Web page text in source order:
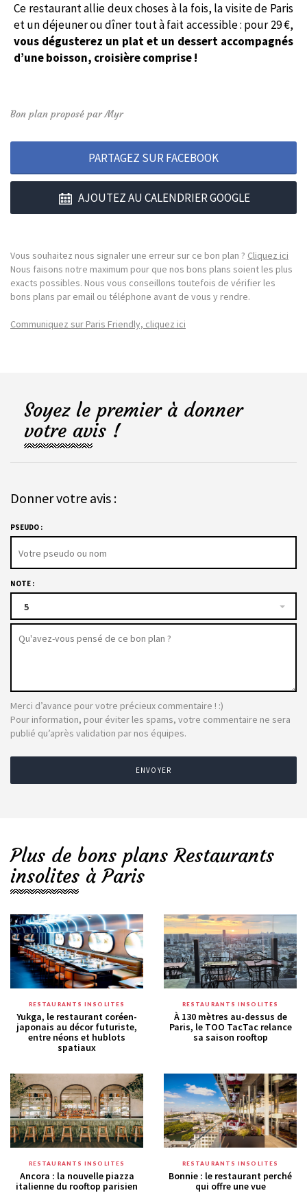
Ce restaurant allie deux choses à la fois, la visite de Paris
et un déjeuner ou dîner tout à fait accessible : pour 29 €,
vous dégusterez un plat et un dessert accompagnés
d’une boisson, croisière comprise !
Bon plan proposé par Myr
PARTAGEZ SUR FACEBOOK
AJOUTEZ AU CALENDRIER GOOGLE
Vous souhaitez nous signaler une erreur sur ce bon plan ? Cliquez ici
Nous faisons notre maximum pour que nos bons plans soient les plus
exacts possibles. Nous vous conseillons toutefois de vérifier les
bons plans par email ou téléphone avant de vous y rendre.
Communiquez sur Paris Friendly, cliquez ici
Soyez le premier à donner
votre avis !
Donner votre avis :
PSEUDO :
NOTE :
5
Merci d’avance pour votre précieux commentaire ! :)
Pour information, pour éviter les spams, votre commentaire ne sera
publié qu’après validation par nos équipes.
ENVOYER
Plus de bons plans Restaurants
insolites à Paris
RESTAURANTS INSOLITES
Yukga, le restaurant coréen-
japonais au décor futuriste,
entre néons et hublots
spatiaux
RESTAURANTS INSOLITES
À 130 mètres au-dessus de
Paris, le TOO TacTac relance
sa saison rooftop
RESTAURANTS INSOLITES
Ancora : la nouvelle piazza
italienne du rooftop parisien
RESTAURANTS INSOLITES
Bonnie : le restaurant perché
qui offre une vue